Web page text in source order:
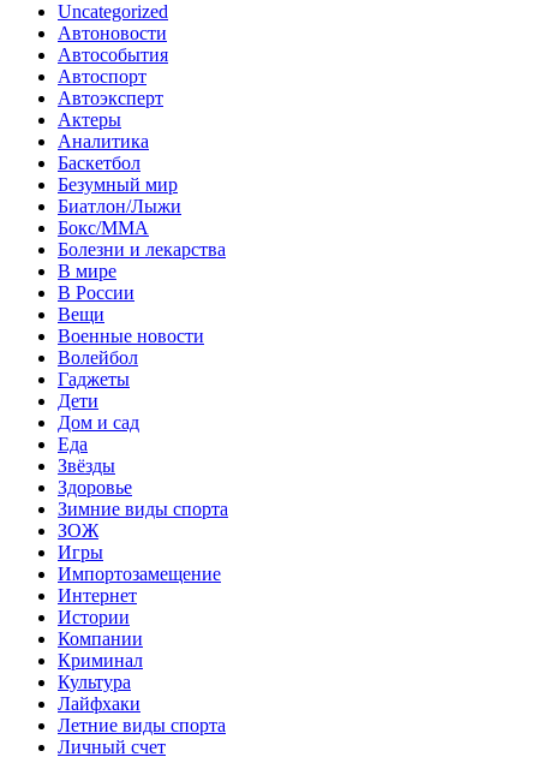
Uncategorized
Автоновости
Автособытия
Автоспорт
Автоэксперт
Актеры
Аналитика
Баскетбол
Безумный мир
Биатлон/Лыжи
Бокс/MMA
Болезни и лекарства
В мире
В России
Вещи
Военные новости
Волейбол
Гаджеты
Дети
Дом и сад
Еда
Звёзды
Здоровье
Зимние виды спорта
ЗОЖ
Игры
Импортозамещение
Интернет
Истории
Компании
Криминал
Культура
Лайфхаки
Летние виды спорта
Личный счет